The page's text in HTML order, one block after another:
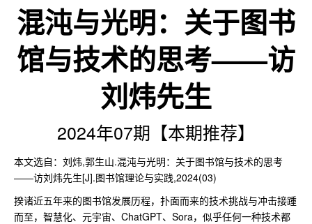
混沌与光明：关于图书
馆与技术的思考——访
刘炜先生
2024年07期【本期推荐】
本文选自：刘炜,郭生山.混沌与光明：关于图书馆与技术的思考
——访刘炜先生[J].图书馆理论与实践,2024(03)
揆诸近五年来的图书馆发展历程，扑面而来的技术挑战与冲击接踵
而至，智慧化、元宇宙、ChatGPT、Sora，似乎任何一种技术都